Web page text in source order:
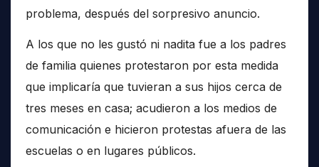
problema, después del sorpresivo anuncio.
A los que no les gustó ni nadita fue a los padres
de familia quienes protestaron por esta medida
que implicaría que tuvieran a sus hijos cerca de
tres meses en casa; acudieron a los medios de
comunicación e hicieron protestas afuera de las
escuelas o en lugares públicos.